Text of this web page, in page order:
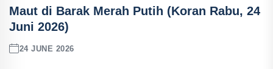
Maut di Barak Merah Putih (Koran Rabu, 24
Juni 2026)
24 JUNE 2026